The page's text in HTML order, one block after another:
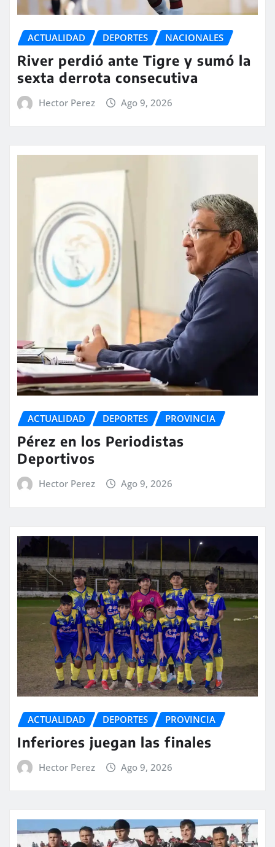
ACTUALIDAD DEPORTES NACIONALES
River perdió ante Tigre y sumó la
sexta derrota consecutiva
Hector Perez Ago 9, 2026
ACTUALIDAD DEPORTES PROVINCIA
Pérez en los Periodistas
Deportivos
Hector Perez Ago 9, 2026
ACTUALIDAD DEPORTES PROVINCIA
Inferiores juegan las finales
Hector Perez Ago 9, 2026